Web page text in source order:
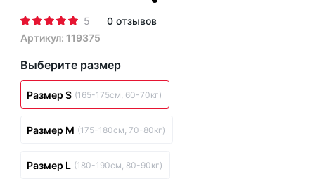
5
0 отзывов
Артикул: 119375
Выберите размер
Размер S (165-175см, 60-70кг)
Размер M (175-180см, 70-80кг)
Размер L (180-190см, 80-90кг)